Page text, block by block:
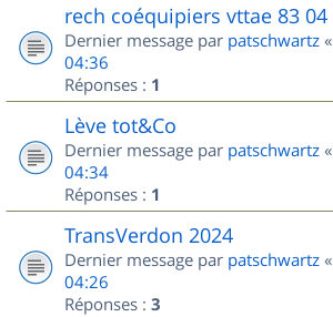
rech coéquipiers vttae 83 04
Dernier message par patschwartz «
04:36
Réponses : 1
Lève tot&Co
Dernier message par patschwartz «
04:34
Réponses : 1
TransVerdon 2024
Dernier message par patschwartz «
04:26
Réponses : 3